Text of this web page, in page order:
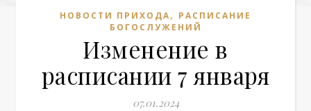
НОВОСТИ ПРИХОДА, РАСПИСАНИЕ
БОГОСЛУЖЕНИЙ
Изменение в
расписании 7 января
07.01.2024